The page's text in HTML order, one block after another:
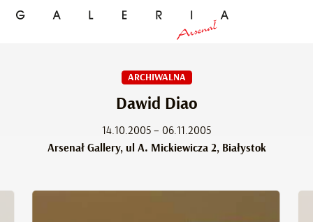
ARCHIWALNA
Dawid Diao
14.10.2005 – 06.11.2005
Arsenał Gallery, ul A. Mickiewicza 2, Białystok